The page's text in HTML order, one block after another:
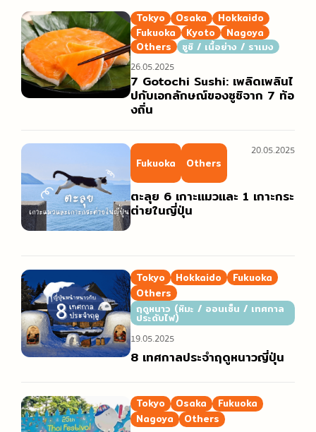
Tokyo Osaka
Hokkaido
Fukuoka
Kyoto
Nagoya
Others
ซูชิ / เนื้อย่าง / ราเมง
7 Gotochi Sushi: เพลิดเพลินไ
ปกับเอกลักษณ์ของซูชิจาก 7 ท้อ
งถิ่น
26.05.2025
Fukuoka Others
ตะลุย 6 เกาะแมวและ 1 เกาะกระ
ต่ายในญี่ปุ่น
20.05.2025
Tokyo Hokkaido
Fukuoka
Others
ฤดูหนาว (หิมะ / ออนเซ็น / เทศกาล
ประดับไฟ)
8 เทศกาลประจำฤดูหนาวญี่ปุ่น
19.05.2025
Tokyo Osaka
Fukuoka
Nagoya
Others